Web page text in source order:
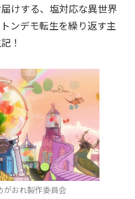
けする、塩対応な異世界
ンデモ転生を繰り返す主
！
おれ製作委員会